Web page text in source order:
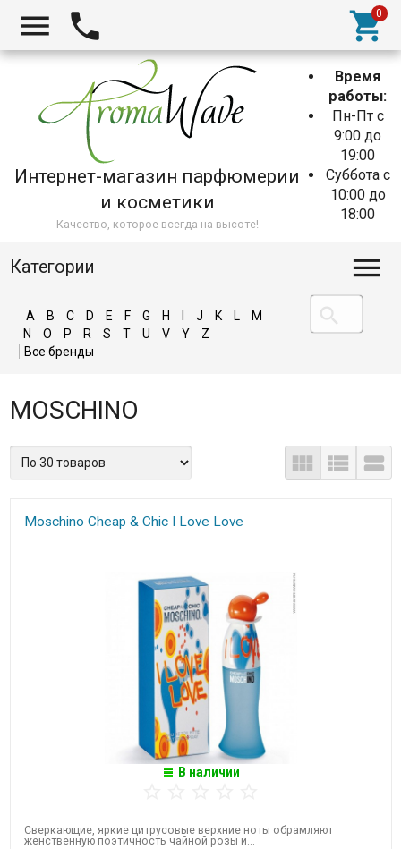
Интернет-магазин парфюмерии
и косметики
Качество, которое всегда на высоте!
Время
работы:
Пн-Пт с
9:00 до
19:00
Суббота с
10:00 до
18:00
Категории
A B C D E F G H J K L
M
N
O P R S T U V Y Z
MOSCHINO
Moschino Cheap & Chic I Love Love
В наличии
Сверкающие, яркие цитрусовые верхние ноты обрамляют
женственную поэтичность чайной розы и...